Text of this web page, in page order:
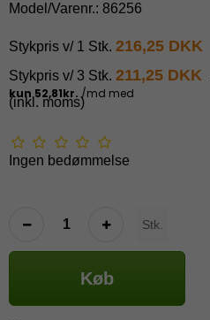
Model/Varenr.: 86256
Stykpris v/ 1 Stk. 216,25 DKK
Stykpris v/ 3 Stk. 211,25 DKK
(inkl. moms)
Ingen bedømmelse
Stk.
Køb